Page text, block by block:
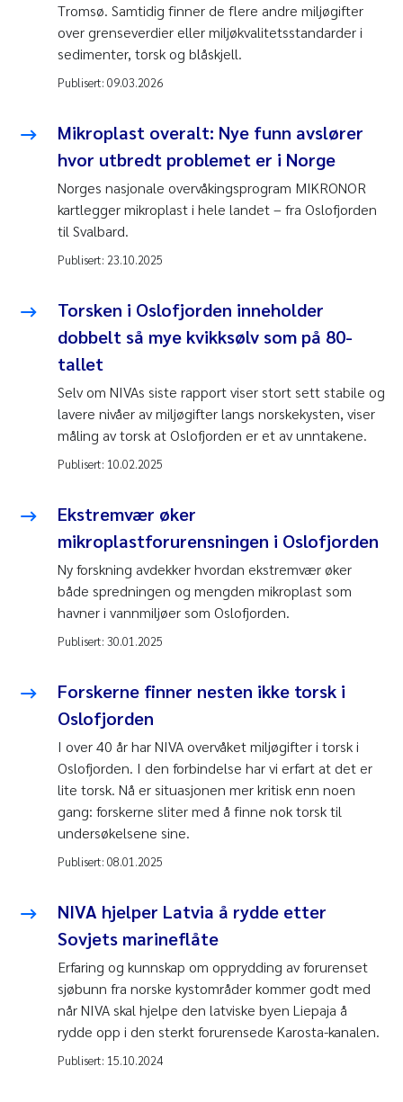
Tromsø. Samtidig finner de flere andre miljøgifter
over grenseverdier eller miljøkvalitetsstandarder i
sedimenter, torsk og blåskjell.
Publisert: 09.03.2026
Mikroplast overalt: Nye funn avslører
hvor utbredt problemet er i Norge
Norges nasjonale overvåkingsprogram MIKRONOR
kartlegger mikroplast i hele landet – fra Oslofjorden
til Svalbard.
Publisert: 23.10.2025
Torsken i Oslofjorden inneholder
dobbelt så mye kvikksølv som på 80-
tallet
Selv om NIVAs siste rapport viser stort sett stabile og
lavere nivåer av miljøgifter langs norskekysten, viser
måling av torsk at Oslofjorden er et av unntakene.
Publisert: 10.02.2025
Ekstremvær øker
mikroplastforurensningen i Oslofjorden
Ny forskning avdekker hvordan ekstremvær øker
både spredningen og mengden mikroplast som
havner i vannmiljøer som Oslofjorden.
Publisert: 30.01.2025
Forskerne finner nesten ikke torsk i
Oslofjorden
I over 40 år har NIVA overvåket miljøgifter i torsk i
Oslofjorden. I den forbindelse har vi erfart at det er
lite torsk. Nå er situasjonen mer kritisk enn noen
gang: forskerne sliter med å finne nok torsk til
undersøkelsene sine.
Publisert: 08.01.2025
NIVA hjelper Latvia å rydde etter
Sovjets marineflåte
Erfaring og kunnskap om opprydding av forurenset
sjøbunn fra norske kystområder kommer godt med
når NIVA skal hjelpe den latviske byen Liepaja å
rydde opp i den sterkt forurensede Karosta-kanalen.
Publisert: 15.10.2024